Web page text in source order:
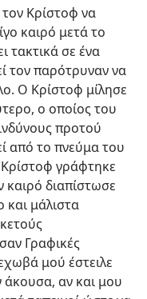
Κρίστοφ να
καιρό μετά το
τακτικά σε ένα
τον παρότρυναν να
Ο Κρίστοφ μίλησε
ο οποίος του
προτού
από το πνεύμα του
γράφτηκε
καιρό διαπίστωσε
και μάλιστα
Γραφικές
μού έστειλε
αν και μου